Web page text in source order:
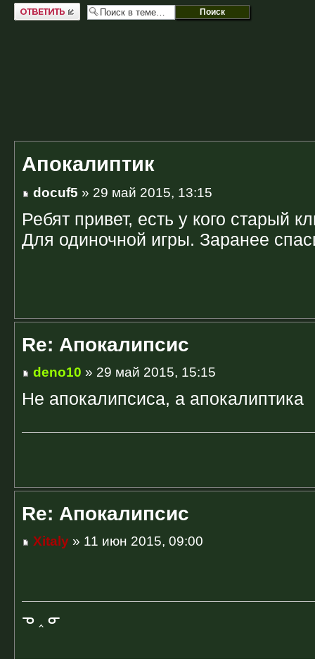
Ответить
Апокалиптик
docuf5 » 29 май 2015, 13:15
Ребят привет, есть у кого старый
Для одиночной игры. Заранее
Re: Апокалипсис
deno10 » 29 май 2015, 15:15
Не апокалипсиса, а апокалиптика
Re: Апокалипсис
Xitaly » 11 июн 2015, 09:00
ᓀ ‸ ᓂ